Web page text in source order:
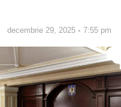
decembrie 29, 2025 ◦ 7:55 pm